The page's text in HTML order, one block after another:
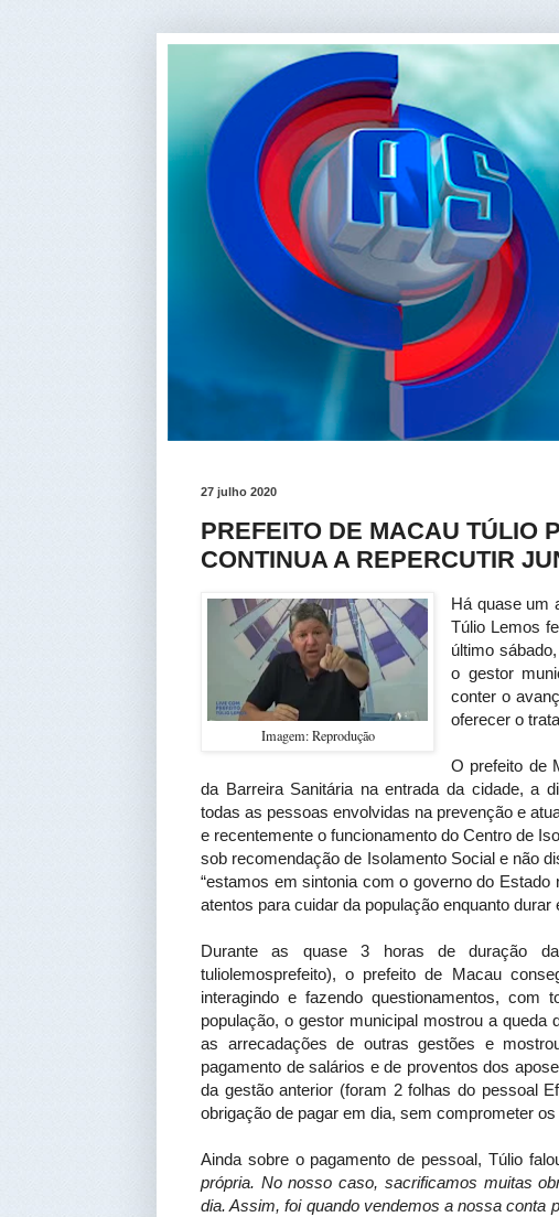
27 julho 2020
PREFEITO DE MACAU TÚLIO
CONTINUA A REPERCUTIR
Imagem: Reprodução
Há quase um
Túlio Lemos
último
o gestor
conter o
oferecer o
O prefeito de
da Barreira Sanitária na entrada da cidade, a
todas as pessoas envolvidas na prevenção e
e recentemente o funcionamento do Centro de
sob recomendação de Isolamento Social e não
“estamos em sintonia com o governo do
atentos para cuidar da população enquanto durar
Durante as quase 3 horas de duração
tuliolemosprefeito), o prefeito de Macau
interagindo e fazendo questionamentos,
população, o gestor municipal mostrou a
as arrecadações de outras gestões e
pagamento de salários e de proventos dos
da gestão anterior (foram 2 folhas do pessoal
obrigação de pagar em dia, sem comprometer
Ainda sobre o pagamento de pessoal, Túlio
própria. No nosso caso, sacrificamos muitas
dia. Assim, foi quando vendemos a nossa conta